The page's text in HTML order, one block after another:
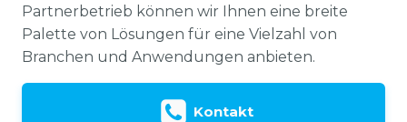
Partnerbetrieb können wir Ihnen eine breite
Palette von Lösungen für eine Vielzahl von
Branchen und Anwendungen anbieten.
Kontakt